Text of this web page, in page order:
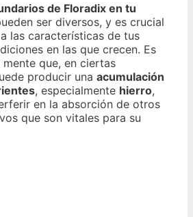
de Floradix en tu
ser diversos, y es crucial
las características de tus
en las que crecen. Es
que, en ciertas
producir una acumulación
, especialmente hierro,
en la absorción de otros
que son vitales para su